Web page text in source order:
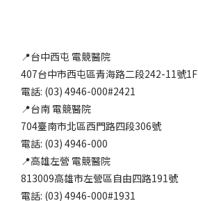
📍台中西屯 電競醫院
407台中市西屯區青海路二段242-11號1F
電話: (03) 4946-000#2421
📍台南 電競醫院
704臺南市北區西門路四段306號
電話: (03) 4946-000
📍高雄左營 電競醫院
813009高雄市左營區自由四路191號
電話: (03) 4946-000#1931